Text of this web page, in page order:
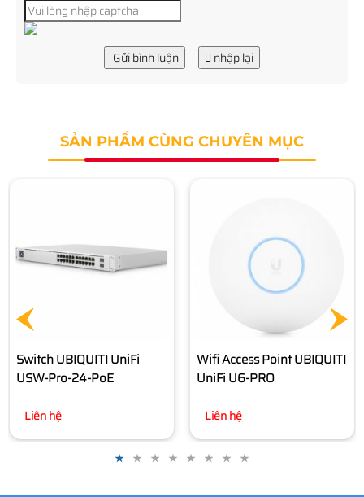
Gửi bình luận nhập lại
SẢN PHẨM CÙNG CHUYÊN MỤC
Wifi Access Point UBIQUITI
UniFi U6-PRO
Liên hệ